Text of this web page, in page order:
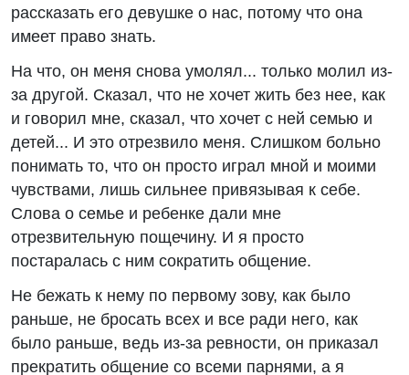
рассказать его девушке о нас, потому что она
имеет право знать.
На что, он меня снова умолял... только молил из-
за другой. Сказал, что не хочет жить без нее, как
и говорил мне, сказал, что хочет с ней семью и
детей... И это отрезвило меня. Слишком больно
понимать то, что он просто играл мной и моими
чувствами, лишь сильнее привязывая к себе.
Слова о семье и ребенке дали мне
отрезвительную пощечину. И я просто
постаралась с ним сократить общение.
Не бежать к нему по первому зову, как было
раньше, не бросать всех и все ради него, как
было раньше, ведь из-за ревности, он приказал
прекратить общение со всеми парнями, а я